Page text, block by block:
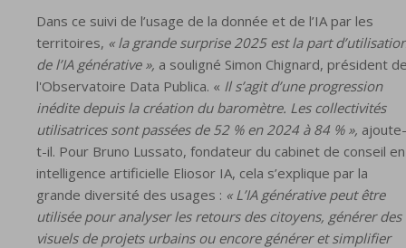
Dans ce suivi de l’usage de la donnée et de l’IA par les
territoires, « la grande surprise 2025 est la part
de l’IA générative », a souligné Simon Chignard, président
l'Observatoire Data Publica. « Il s’agit d’une progression
inédite depuis la création du baromètre. Les collectivités
utilisatrices sont passées de 52 % en 2024 à 84 % », ajoute-
t-il. Pour Bruno Lussato, fondateur du cabinet de conseil en
intelligence artificielle Eliosor IA, cela s’explique par la
grande diversité des usages : « L’IA générative peut être
utilisée pour analyser les retours des citoyens, générer des
visuels de projets urbains ou encore générer et simplifier